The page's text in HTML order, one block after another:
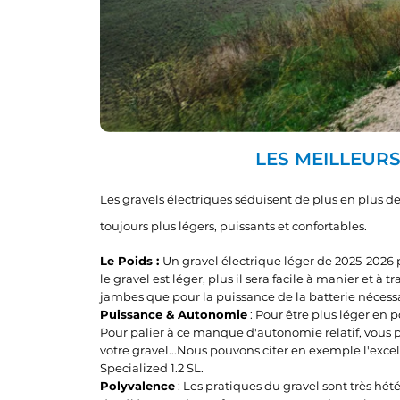
LES
Les gravels électriques séduisent de plus en plus
toujours plus légers, puissants et confortables.
Le Poids : Un gravel électrique léger de 2025-2026
le gravel est léger, plus il sera facile à manier et à
jambes que pour la puissance de la batterie
Puissance & Autonomie: Pour être plus léger en
Pour palier à ce manque d'autonomie relatif,
votre gravel...Nous pouvons citer en exemple
Specialized 1.2 SL.
Polyvalence: Les pratiques du gravel sont très